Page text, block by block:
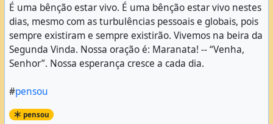
É uma bênção estar vivo. É uma bênção estar vivo nestes
dias, mesmo com as turbulências pessoais e globais, pois
sempre existiram e sempre existirão. Vivemos na beira da
Segunda Vinda. Nossa oração é: Maranata! -- “Venha,
Senhor”. Nossa esperança cresce a cada dia.
#pensou
pensou